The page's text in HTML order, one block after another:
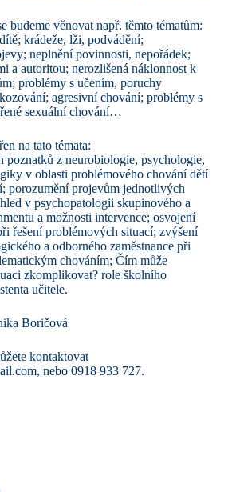
budeme věnovat např. těmto tématům:
krádeže, lži, podvádění;
neplnění povinnosti, nepořádek;
a autoritou; nerozlišená náklonnost k
problémy s učením, poruchy
agresivní chování; problémy s
sexuální chování…
na tato témata:
poznatků z neurobiologie, psychologie,
v oblasti problémového chování dětí
porozumění projevům jednotlivých
v psychopatologii skupinového a
a možnosti intervence; osvojení
řešení problémových situací; zvýšení
a odborného zaměstnance při
chováním; Čím může
zkomplikovat? role školního
učitele.
Boričová
kontaktovat
nebo 0918 933 727.